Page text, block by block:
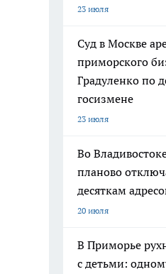
23 июля
Суд в Москве
приморского
Градуленко по
госизмене
23 июля
Во
планово
десяткам
20 июля
В Приморье
с детьми: